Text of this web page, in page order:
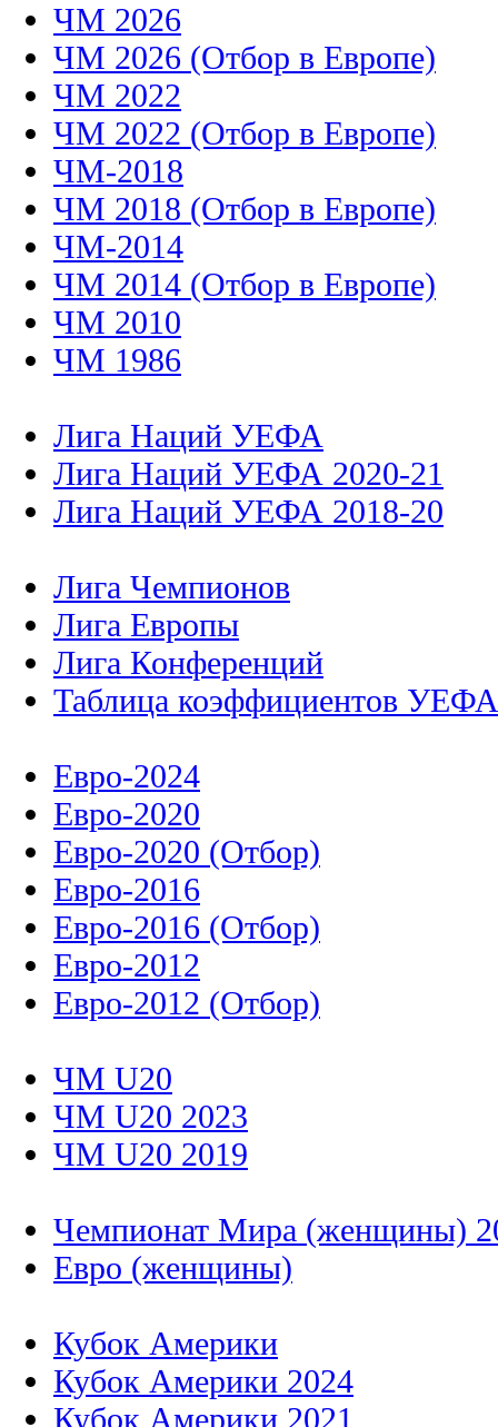
ЧМ 2026
ЧМ 2026 (Отбор в Европе)
ЧМ 2022
ЧМ 2022 (Отбор в Европе)
ЧМ-2018
ЧМ 2018 (Отбор в Европе)
ЧМ-2014
ЧМ 2014 (Отбор в Европе)
ЧМ 2010
ЧМ 1986
Лига Наций УЕФА
Лига Наций УЕФА 2020-21
Лига Наций УЕФА 2018-20
Лига Чемпионов
Лига Европы
Лига Конференций
Таблица коэффициентов УЕФА
Евро-2024
Евро-2020
Евро-2020 (Отбор)
Евро-2016
Евро-2016 (Отбор)
Евро-2012
Евро-2012 (Отбор)
ЧМ U20
ЧМ U20 2023
ЧМ U20 2019
Чемпионат Мира (женщины)
Евро (женщины)
Кубок Америки
Кубок Америки 2024
Кубок Америки 2021